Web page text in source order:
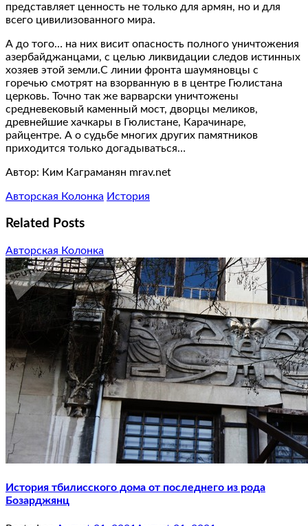
представляет ценность не только для армян, но и для
всего цивилизованного мира.
А до того… на них висит опасность полного уничтожения
азербайджанцами, с целью ликвидации следов истинных
хозяев этой земли.С линии фронта шаумяновцы с
горечью смотрят на взорванную в в центре Гюлистана
церковь. Точно так же варварски уничтожены
средневековый каменный мост, дворцы меликов,
древнейшие хачкары в Гюлистане, Карачинаре,
райцентре. А о судьбе многих других памятников
приходится только догадываться…
Автор: Ким Каграманян mrav.net
Авторская Колонка История
Related Posts
Авторская Колонка
История тбилисского дома от последнего из рода
Бозарджянц